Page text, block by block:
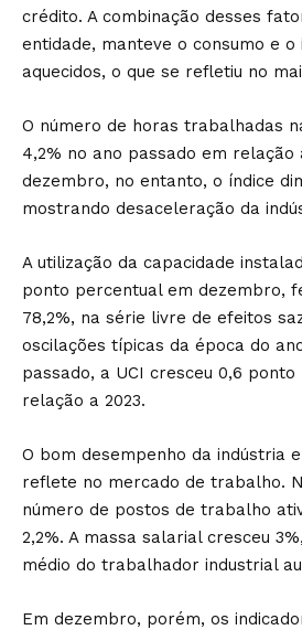
crédito. A combinação desses
entidade, manteve o consumo e o
aquecidos, o que se refletiu no
O número de horas trabalhadas
4,2% no ano passado em relação
dezembro, no entanto, o índice
mostrando desaceleração da
A utilização da capacidade
ponto percentual em dezembro,
78,2%, na série livre de efeitos
oscilações típicas da época do
passado, a UCI cresceu 0,6
relação a 2023.
O bom desempenho da indústria
reflete no mercado de trabalho.
número de postos de trabalho
2,2%. A massa salarial cresceu
médio do trabalhador industrial
Em dezembro, porém, os